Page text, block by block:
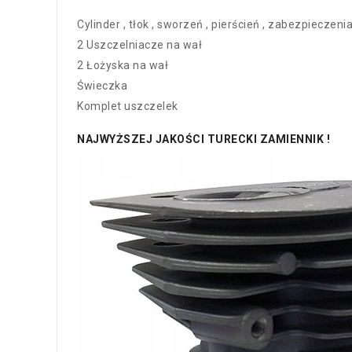
Cylinder , tłok , sworzeń , pierścień , zabezpieczenia
2 Uszczelniacze na wał
2 Łożyska na wał
Świeczka
Komplet uszczelek
NAJWYŻSZEJ JAKOŚCI TURECKI ZAMIENNIK !